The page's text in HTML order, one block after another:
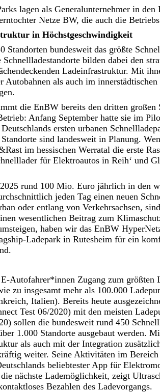
lagen als Generalunternehmer in den
Netze BW, die auch die
in Höchstgeschwindigkeit
bundesweit das größte
bilden dabei den
Ladeinfrastruktur. Mit
Autobahnen als auch im
die EnBW bereits den dritten großen
Anfang September hatte sie im
ersten urbanen
sind landesweit in Planung.
im hessischen Werratal die erste
für Elektroautos in Reih‘ und
rund 100 Mio. Euro jährlich in den
jeden Tag einen neuen
oder entlang von Verkehrsachsen,
wesentlichen Beitrag zum
haben wir das EnBW
Ladepark in Rutesheim für ein
Autofahrer*innen Zugang zum größten
zu insgesamt mehr als 100.000
Italien). Bereits heute
Test 06/2020) mit den meisten
sollen die bundesweit rund 450
1.000 Standorte ausgebaut werden.
als auch mit der Integration
weiter. Seine Aktivitäten im
beliebtester App für
nächste Lademöglichkeit, zeigt
Bezahlen des Ladevorgangs.